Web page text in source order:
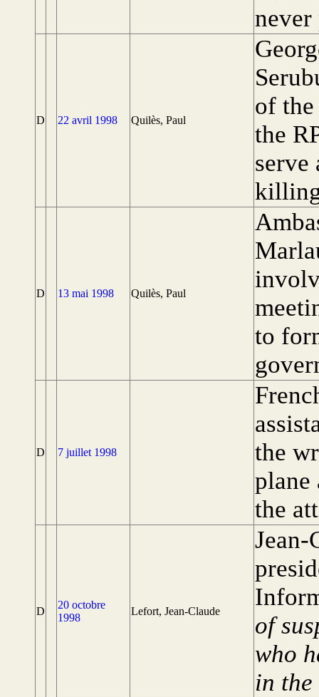
never
D 22 avril 1998 Quilès, Paul
of
the
D 13 mai 1998 Quilès, Paul
to
D 7 juillet 1998
the
plane
the
D
20 octobre
1998
Lefort, Jean-Claude
of
who
in